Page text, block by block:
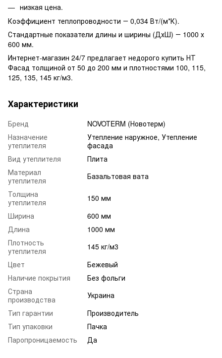
низкая цена.
Коэффициент теплопроводности ― 0,034 Вт/(м*К).
Стандартные показатели длины и ширины (ДхШ) ― 1000 х
600 мм.
Интернет-магазин 24/7 предлагает недорого купить НТ
Фасад толщиной от 50 до 200 мм и плотностями 100, 115,
125, 135, 145 кг/м3.
Характеристики
Бренд
NOVOTERM (Новотерм)
Назначение
утеплителя
Утепление наружное, Утепление
фасада
Вид утеплителя
Плита
Материал
утеплителя
Базальтовая вата
Толщина
утеплителя
150 мм
Ширина
600 мм
Длина
1000 мм
Плотность
утеплителя
145 кг/м3
Цвет
Бежевый
Наличие покрытия
Без фольги
Страна
производства
Украина
Тип гарантии
Производитель
Тип упаковки
Пачка
Паропроницаемость
Да